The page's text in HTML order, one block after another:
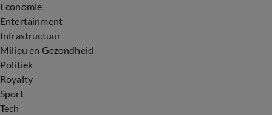
Economie
Entertainment
Infrastructuur
Milieu en Gezondheid
Politiek
Royalty
Sport
Tech